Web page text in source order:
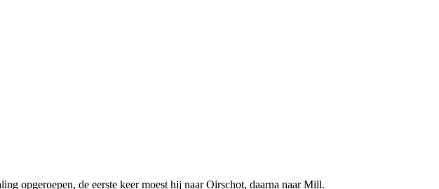
opgeroepen, de eerste keer moest hij naar Oirschot, daarna naar Mill.